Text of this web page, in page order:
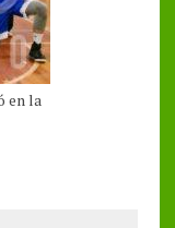
en la